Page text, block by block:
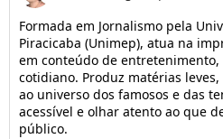
Formada em Jornalismo pela
Piracicaba (Unimep), atua na
em conteúdo de
cotidiano. Produz matérias
ao universo dos famosos e das
acessível e olhar atento ao que
público.